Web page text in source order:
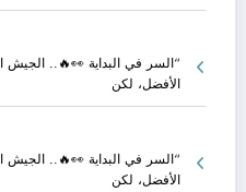
“السر في البداية 👀🔥..
الأفضل، لكن
“السر في البداية 👀🔥..
الأفضل، لكن